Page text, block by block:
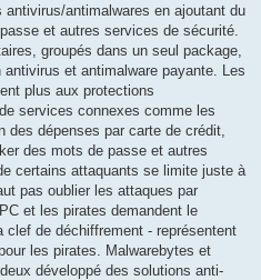
antimalwares en ajoutant du
et autres services de sécurité.
groupés dans un seul package,
et antimalware payante. Les
plus aux protections
services connexes comme les
dépenses par carte de crédit,
des mots de passe et autres
certains attaquants se limite juste à
pas oublier les attaques par
et les pirates demandent le
clef de déchiffrement - représentent
les pirates. Malwarebytes et
développé des solutions anti-